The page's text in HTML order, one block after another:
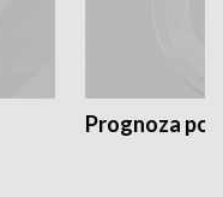
Prognoza